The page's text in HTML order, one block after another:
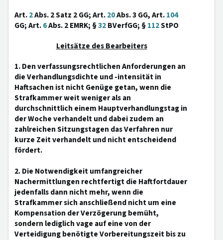
Art.2Abs. 2 Satz 2 GG; Art.20Abs. 3 GG, Art.104
GG; Art.6Abs. 2 EMRK; §32BVerfGG; §112StPO
Leitsätze des Bearbeiters
1. Den verfassungsrechtlichen Anforderungen an
die Verhandlungsdichte und -intensität in
Haftsachen ist nicht Genüge getan, wenn die
Strafkammer weit weniger als an
durchschnittlich einem Hauptverhandlungstag in
der Woche verhandelt und dabei zudem an
zahlreichen Sitzungstagen das Verfahren nur
kurze Zeit verhandelt und nicht entscheidend
fördert.
2. Die Notwendigkeit umfangreicher
Nachermittlungen rechtfertigt die Haftfortdauer
jedenfalls dann nicht mehr, wenn die
Strafkammer sich anschließend nicht um eine
Kompensation der Verzögerung bemüht,
sondern lediglich vage auf eine von der
Verteidigung benötigte Vorbereitungszeit bis zu